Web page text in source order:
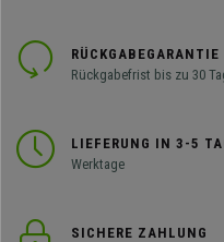
RÜCKGABEGARANTIE
Rückgabefrist bis zu 30
LIEFERUNG IN 3-5
Werktage
SICHERE ZAHLUNG